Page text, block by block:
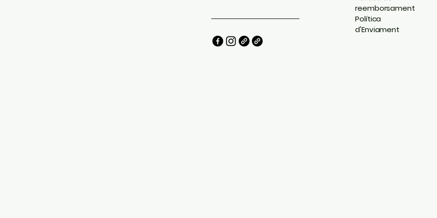
reemborsament
Política
d'Enviament